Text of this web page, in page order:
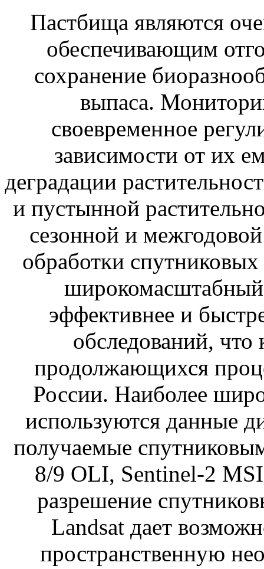
Пастбища являются
обеспечивающим
сохранение
выпаса.
своевременное
зависимости от их
деградации
и пустынной
сезонной и
обработки
широкомасштабный
эффективнее и
обследований,
продолжающихся
России. Наиболее
используются данные
получаемые
8/9 OLI, Sentinel-2
разрешение
Landsat дает
пространственную